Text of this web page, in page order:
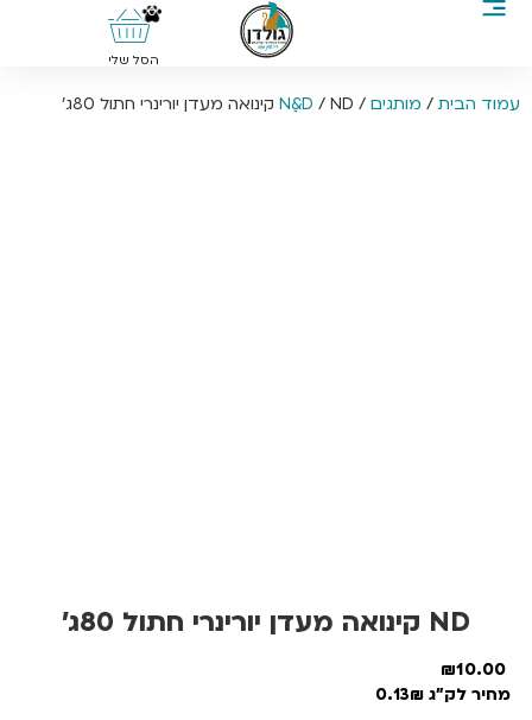
0
הסל שלי
עמוד הבית / מותגים / Nַ&D / ND קינואה מעדן יורינרי חתול 80ג’
ND קינואה מעדן יורינרי חתול 80ג’
10.00
₪
מחיר לק"ג 0.13₪